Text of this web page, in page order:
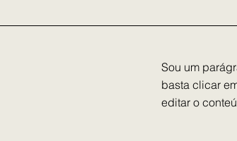
Sou um
basta clicar
editar o